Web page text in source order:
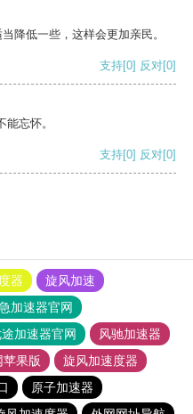
降低一些，这样会更加亲民。
支持[0] 反对[0]
忘怀。
支持[0] 反对[0]
器
旋风加速
加速器官网
加速器官网
风驰加速器
果版
旋风加速度器
原子加速器